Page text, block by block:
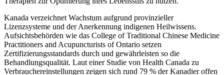
Kanada verzeichnet Wachstum aufgrund provinzieller
Lizenzsysteme und der Anerkennung indigenen Heilwissens.
Aufsichtsbehörden wie das College of Traditional Chinese Medicine
Practitioners and Acupuncturists of Ontario setzen
Zertifizierungsstandards durch und gewährleisten so die
Behandlungsqualität. Laut einer Studie von Health Canada zu
Verbrauchereinstellungen zeigen sich rund 79 % der Kanadier offen